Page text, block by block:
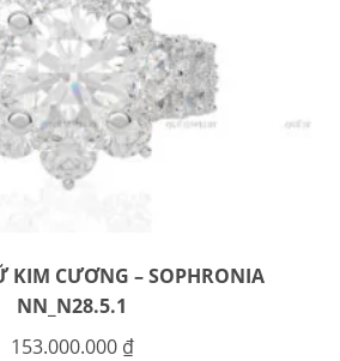
KIM CƯƠNG – SOPHRONIA
NN_N28.5.1
153.000.000 ₫